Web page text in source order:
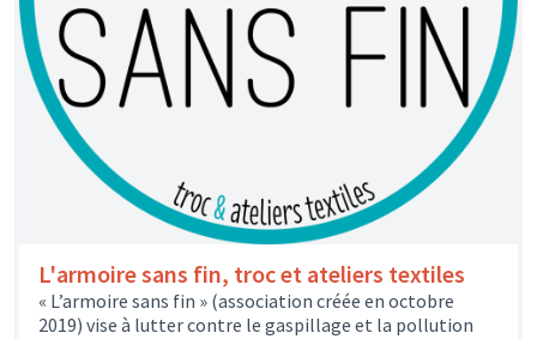
L'armoire sans fin, troc et ateliers textiles
« L’armoire sans fin » (association créée en octobre
2019) vise à lutter contre le gaspillage et la pollution